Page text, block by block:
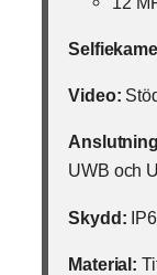
Video:
UWB och
Skydd:
Material: